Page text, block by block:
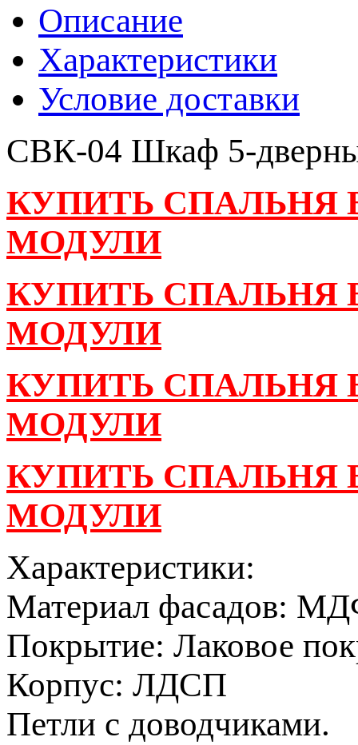
Описание
Характеристики
Условие доставки
СВК-04 Шкаф 5-
КУПИТЬ СПАЛЬНЯ
МОДУЛИ
КУПИТЬ СПАЛЬНЯ
МОДУЛИ
КУПИТЬ СПАЛЬНЯ
МОДУЛИ
КУПИТЬ СПАЛЬНЯ
МОДУЛИ
Характеристики:
Материал фасадов:
Покрытие: Лаковое
Корпус: ЛДСП
Петли с доводчиками.